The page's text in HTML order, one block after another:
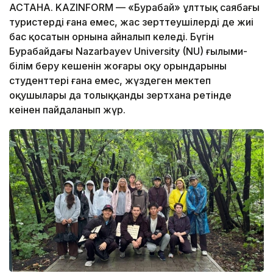
АСТАНА. KAZINFORM — «Бурабай» ұлттық саябағы
туристердің ғана емес, жас зерттеушілердің де жиі
бас қосатын орнына айналып келеді. Бүгін
Бурабайдағы Nazarbayev University (NU) ғылыми-
білім беру кешенін жоғары оқу орындарының
студенттері ғана емес, жүздеген мектеп
оқушылары да толыққанды зертхана ретінде
кеңінен пайдаланып жүр.